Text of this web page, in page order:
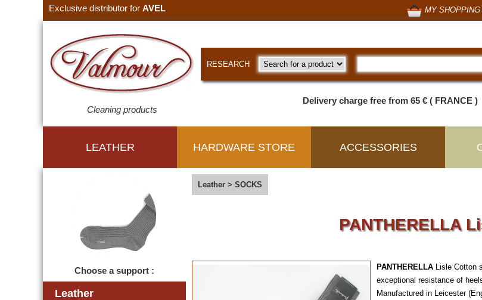
Exclusive distributor for AVEL MY SHOPPING
Cleaning products
RESEARCH
Delivery charge free from 65 € ( FRANCE )
LEATHER HARDWARE STORE ACCESSORIES
Choose a support :
Leather
Leather > SOCKS
PANTHERELLA
PANTHERELLA Lisle Cotton
exceptional resistance of
Manufactured in Leicester